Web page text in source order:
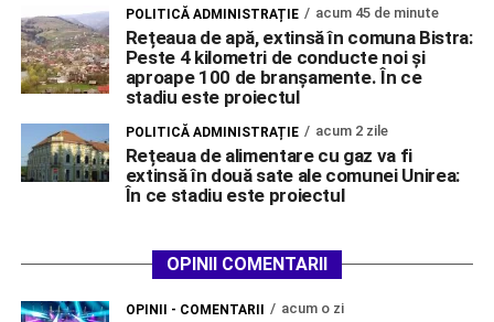
POLITICĂ ADMINISTRAȚIE acum 45 de minute
Rețeaua de apă, extinsă în comuna Bistra:
Peste 4 kilometri de conducte noi și
aproape 100 de branșamente. În ce
stadiu este proiectul
POLITICĂ ADMINISTRAȚIE acum 2 zile
Rețeaua de alimentare cu gaz va fi
extinsă în două sate ale comunei Unirea:
În ce stadiu este proiectul
OPINII COMENTARII
OPINII - COMENTARII acum o zi